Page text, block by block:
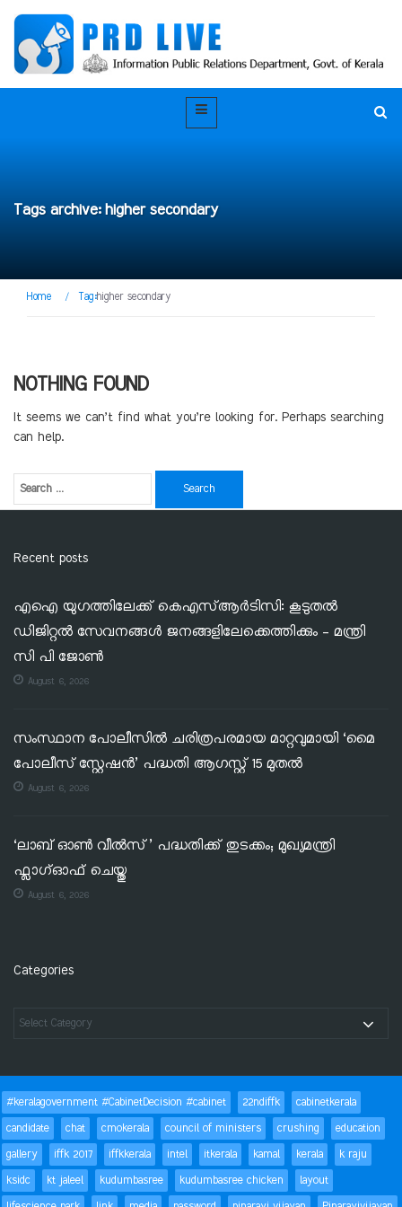
Tags archive: higher secondary
Home / Tag:higher secondary
NOTHING FOUND
It seems we can’t find what you’re looking for. Perhaps searching
can help.
Recent posts
എഐ യുഗത്തിലേക്ക് കെഎസ്ആർടിസി: കൂടുതൽ
ഡിജിറ്റൽ സേവനങ്ങൾ ജനങ്ങളിലേക്കെത്തിക്കും – മന്ത്രി
സി പി ജോൺ
August 6, 2026
സംസ്ഥാന പോലീസിൽ ചരിത്രപരമായ മാറ്റവുമായി ‘മൈ
പോലീസ് സ്റ്റേഷൻ’ പദ്ധതി ആഗസ്റ്റ് 15 മുതൽ
August 6, 2026
‘ലാബ് ഓൺ വീൽസ്’ പദ്ധതിക്ക് തുടക്കം; മുഖ്യമന്ത്രി
ഫ്ലാഗ്ഓഫ് ചെയ്തു
August 6, 2026
Categories
#keralagovernment #CabinetDecision #cabinet 22ndiffk
cabinetkerala
candidate
chat cmokerala council of ministers crushing
education
gallery
iffk 2017 iffkkerala intel itkerala kamal kerala
k raju
ksidc
kt jaleel kudumbasree kudumbasree chicken
layout